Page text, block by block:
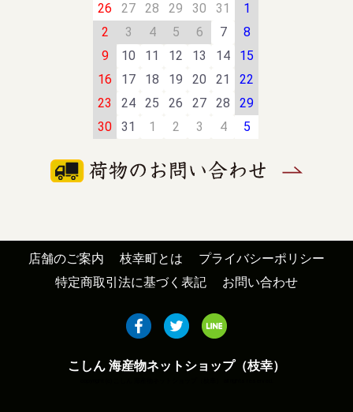
26
27 28 29 30 31
1
2
3 4 5 6 7
8
9
10 11 12 13 14
15
16
17 18 19 20 21
22
23
24 25 26 27 28
29
30
31 1 2 3 4 5
店舗のご案内 枝幸町とは
プライバシーポリシー
特定商取引法に基づく表記
お問い合わせ
こしん 海産物ネットショップ（枝幸）